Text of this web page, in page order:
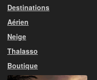
Destinations
Aérien
Neige
Thalasso
Boutique